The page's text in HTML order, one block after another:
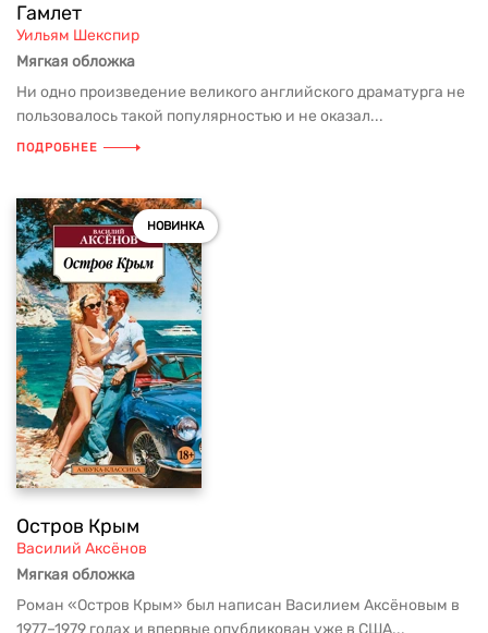
Гамлет
Уильям Шекспир
Мягкая обложка
Ни одно произведение великого английского драматурга не
пользовалось такой популярностью и не оказал...
ПОДРОБНЕЕ
НОВИНКА
Остров Крым
Василий Аксёнов
Мягкая обложка
Роман «Остров Крым» был написан Василием Аксёновым в